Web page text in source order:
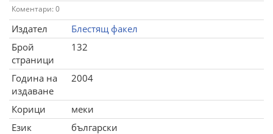
Коментари: 0
Издател
Блестящ факел
Брой
страници
132
Година на
издаване
2004
Корици
меки
Език
български